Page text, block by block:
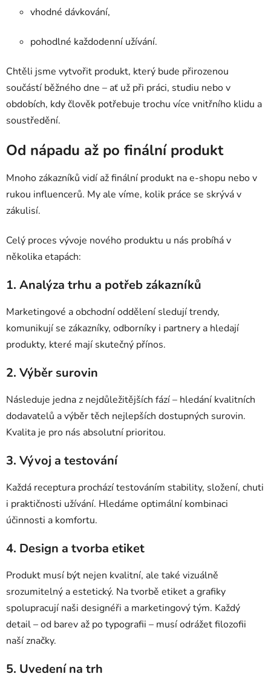
vhodné dávkování,
pohodlné každodenní užívání.
Chtěli jsme vytvořit produkt, který bude přirozenou
součástí běžného dne – ať už při práci, studiu nebo v
obdobích, kdy člověk potřebuje trochu více vnitřního klidu a
soustředění.
Od nápadu až po finální produkt
Mnoho zákazníků vidí až finální produkt na e-shopu nebo v
rukou influencerů. My ale víme, kolik práce se skrývá v
zákulisí.
Celý proces vývoje nového produktu u nás probíhá v
několika etapách:
1. Analýza trhu a potřeb zákazníků
Marketingové a obchodní oddělení sledují trendy,
komunikují se zákazníky, odborníky i partnery a hledají
produkty, které mají skutečný přínos.
2. Výběr surovin
Následuje jedna z nejdůležitějších fází – hledání kvalitních
dodavatelů a výběr těch nejlepších dostupných surovin.
Kvalita je pro nás absolutní prioritou.
3. Vývoj a testování
Každá receptura prochází testováním stability, složení, chuti
i praktičnosti užívání. Hledáme optimální kombinaci
účinnosti a komfortu.
4. Design a tvorba etiket
Produkt musí být nejen kvalitní, ale také vizuálně
srozumitelný a estetický. Na tvorbě etiket a grafiky
spolupracují naši designéři a marketingový tým. Každý
detail – od barev až po typografii – musí odrážet filozofii
naší značky.
5. Uvedení na trh